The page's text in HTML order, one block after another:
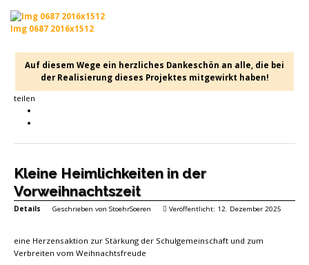
Img 0687 2016x1512
Auf diesem Wege ein herzliches Dankeschön an alle, die bei
der Realisierung dieses Projektes mitgewirkt haben!
teilen
Kleine Heimlichkeiten in der
Vorweihnachtszeit
Details Geschrieben von StoehrSoeren Veröffentlicht: 12. Dezember 2025
eine Herzensaktion zur Stärkung der Schulgemeinschaft und zum
Verbreiten vom Weihnachtsfreude